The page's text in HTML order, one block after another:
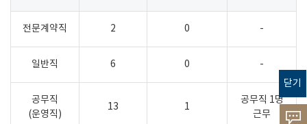
닫기
고객의
전문계약직 2 0 -
일반직 6 0 -
공무직
(운영직)
13 1
공무직 1명
근무